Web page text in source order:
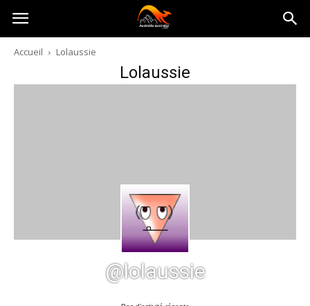
Australia-
australie.com
Accueil Lolaussie
Lolaussie
@lolaussie